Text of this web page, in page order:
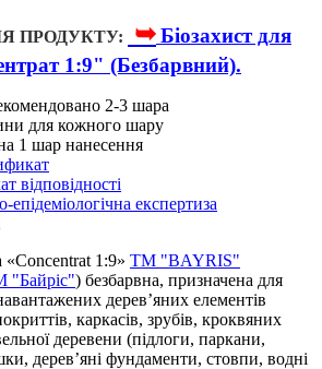
ПРОДУКТУ: ➥Біозахист для
1:9" (Безбарвний).
2-3 шара
для кожного шару
1 шар нанесення
відповідності
епідеміологічна експертиза
«Сoncentrat 1:9» TM "BAYRIS"
"Байріс") безбарвна, призначена для
дерев’яних елементів
каркасів, зрубів, кроквяних
деревени (підлоги, паркани,
дерев’яні фундаменти, стовпи, водні